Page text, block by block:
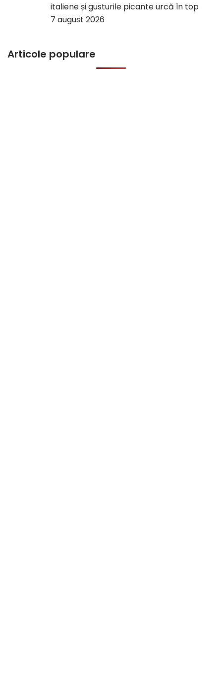
italiene și gusturile picante urcă în top
7 august 2026
Articole populare